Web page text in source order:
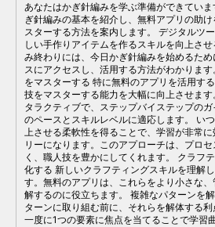
あなたはかぎ針編みを学ぶ準備ができてい
ぎ針編みの基本を紹介し、無料アプリの助
スターする方法を案内します。 デジタルツ
しい手作りアイテムを作るスキルを向上さ
み終わりには、今日かぎ針編みを始めるた
スにアクセスし、活用する方法がわかりま
をマスターする 特に無料のアプリを活用す
技をマスターする能力を大幅に向上させま
タラクティブで、ステップバイステップの
のペースとスキルレベルに適応します。 い
上させる柔軟性を得ることで、学習が非常
リーになります。このアプローチは、プロ
く、職人技を豊かにしてくれます。 クラフ
化する 新しいクラフティングスキルを理解
す。無料のアプリは、これらをより小さな
解するのに役立ちます。 複雑なパターンを
ターンに取り組む前に、それらを解体する利
一度に1つの要素に焦点を当てることで学習